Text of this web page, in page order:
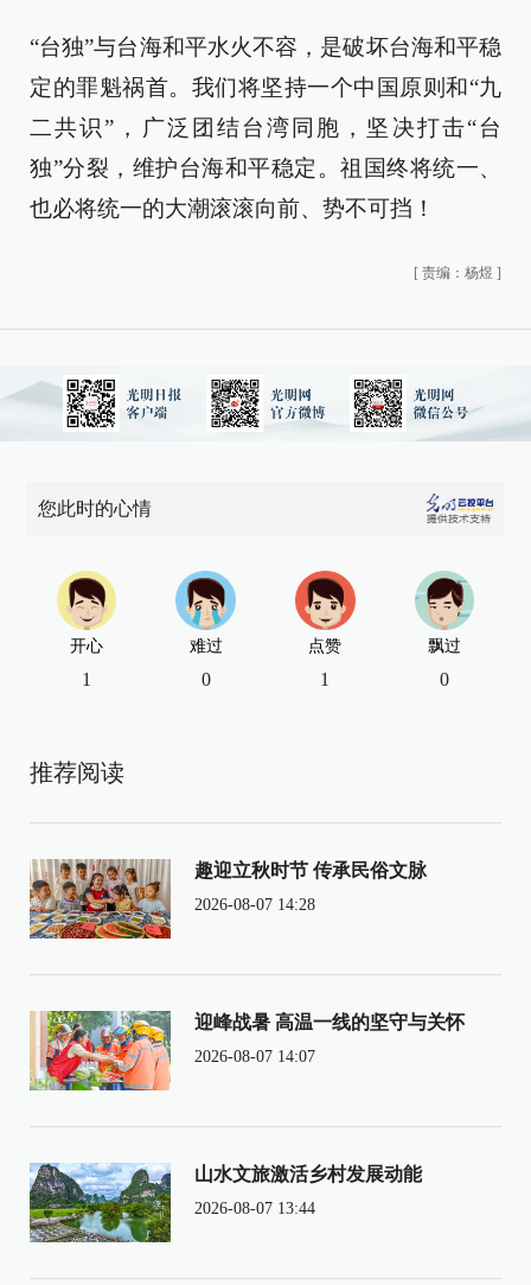
“台独”与台海和平水火不容，是破坏台海和平稳
定的罪魁祸首。我们将坚持一个中国原则和“九
二共识”，广泛团结台湾同胞，坚决打击“台
独”分裂，维护台海和平稳定。祖国终将统一、
也必将统一的大潮滚滚向前、势不可挡！
[ 责编：杨煜 ]
您此时的心情
开心
1
难过
0
点赞
1
飘过
0
推荐阅读
趣迎立秋时节 传承民俗文脉
2026-08-07 14:28
迎峰战暑 高温一线的坚守与关怀
2026-08-07 14:07
山水文旅激活乡村发展动能
2026-08-07 13:44